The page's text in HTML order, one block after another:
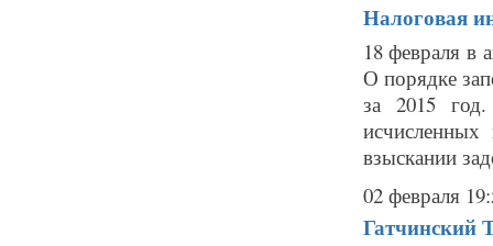
Налоговая
18 февраля в
О порядке
за 2015
взыскании
02 февраля
Гатчинский